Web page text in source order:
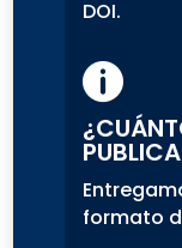
DOI.

formato